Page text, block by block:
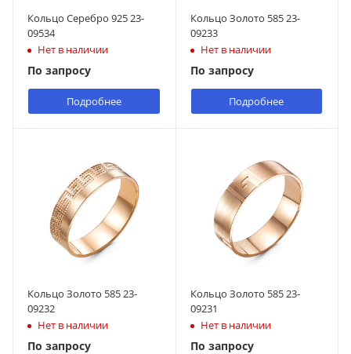
Кольцо Серебро 925 23-
09534
Нет в наличии
По запросу
Подробнее
Кольцо Золото 585 23-
09233
Нет в наличии
По запросу
Подробнее
Кольцо Золото 585 23-
09232
Нет в наличии
По запросу
Кольцо Золото 585 23-
09231
Нет в наличии
По запросу